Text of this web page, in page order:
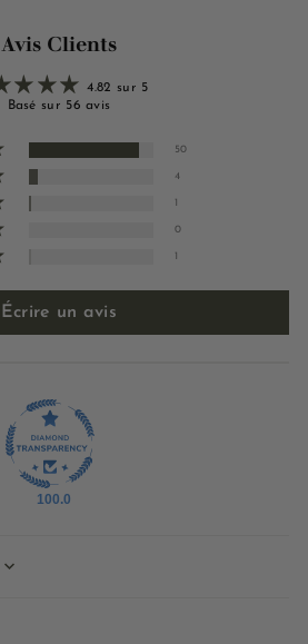
Avis Clients
4.82 sur 5
Basé sur 56 avis
50
4
0
Écrire un avis
100.0